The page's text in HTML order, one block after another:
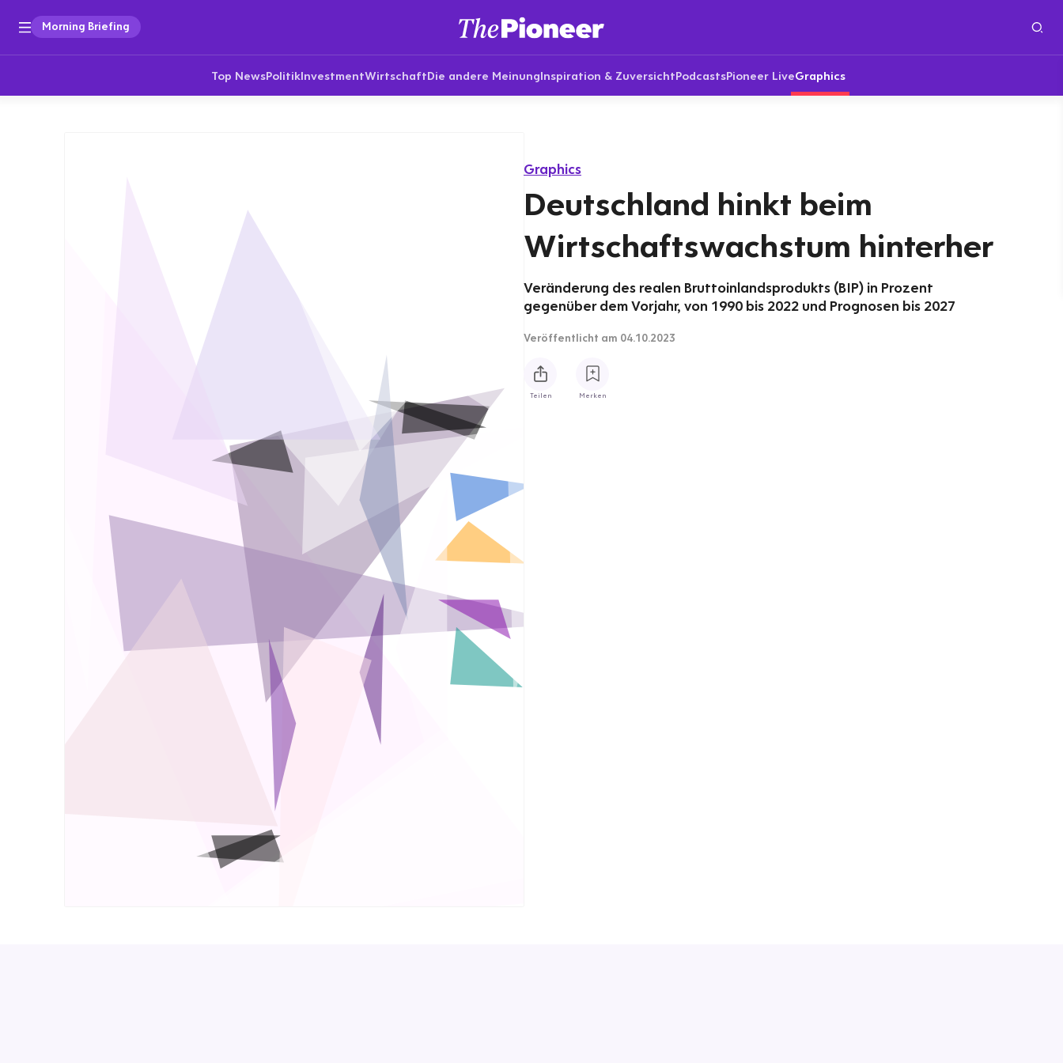
Morning Briefing
Top NewsPolitikInvestmentWirtschaftDie andere MeinungInspiration & ZuversichtPodcastsPioneer LiveGraphics
Graphics
Deutschland hinkt beim
Wirtschaftswachstum hinterher
Veränderung des realen Bruttoinlandsprodukts (BIP) in Prozent
gegenüber dem Vorjahr, von 1990 bis 2022 und Prognosen bis 2027
Veröffentlicht am 04.10.2023
Teilen Merken